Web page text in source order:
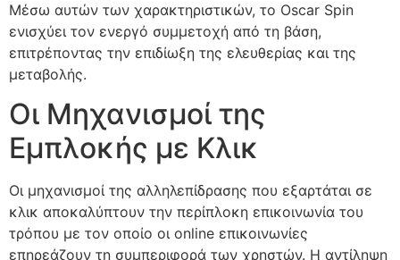
Μέσω αυτών των χαρακτηριστικών, το Oscar Spin
ενισχύει τον ενεργό συμμετοχή από τη βάση,
επιτρέποντας την επιδίωξη της ελευθερίας και της
μεταβολής.
Οι Μηχανισμοί της
Εμπλοκής με Κλικ
Οι μηχανισμοί της αλληλεπίδρασης που εξαρτάται σε
κλικ αποκαλύπτουν την περίπλοκη επικοινωνία του
τρόπου με τον οποίο οι online επικοινωνίες
επηρεάζουν τη συμπεριφορά των χρηστών. Η αντίληψη